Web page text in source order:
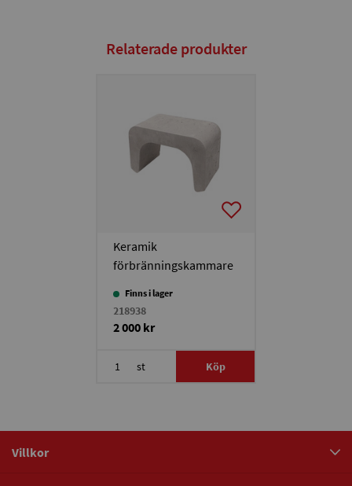
Relaterade produkter
Keramik
förbränningskammare
Finns i lager
218938
2 000 kr
st Köp
Villkor